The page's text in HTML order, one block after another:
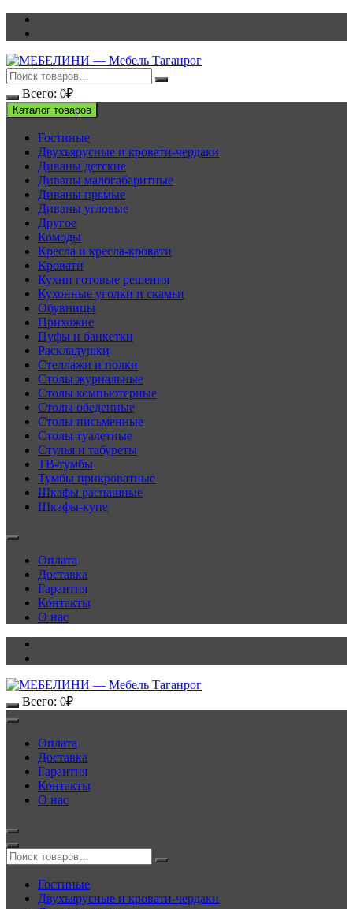
Перейти
Всего: 0₽
Каталог товаров
Гостиные
Двухъярусные и кровати-чердаки
Диваны детские
Диваны малогабаритные
Диваны прямые
Диваны угловые
Другое
Комоды
Кресла и кресла-кровати
Кровати
Кухни готовые решения
Кухонные уголки и скамьи
Обувницы
Прихожие
Пуфы и банкетки
Раскладушки
Стеллажи и полки
Столы журнальные
Столы компьютерные
Столы обеденные
Столы письменные
Столы туалетные
Стулья и табуреты
ТВ-тумбы
Тумбы прикроватные
Шкафы распашные
Шкафы-купе
Оплата
Доставка
Гарантия
Контакты
О нас
Всего: 0₽
Оплата
Доставка
Гарантия
Контакты
О нас
Гостиные
Двухъярусные и кровати-чердаки